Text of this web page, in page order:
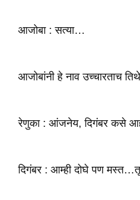
आजोबा : सत्या…
आजोबांनी हे नाव उच्चारताच
रेणुका : आंजनेय, दिगंबर कसे
दिगंबर : आम्ही दोघे पण